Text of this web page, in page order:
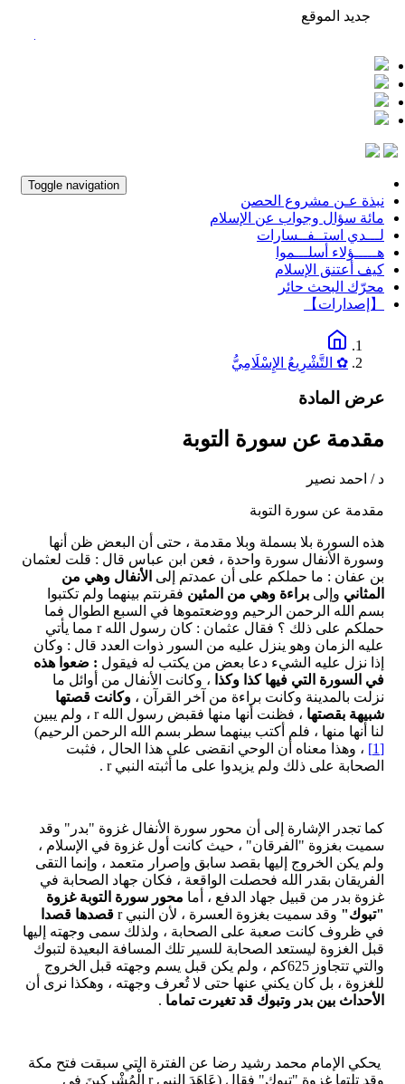
جديد الموقع
Toggle navigation
نبذة عـن مشروع الحصن
مائة سؤال وجواب عن الإسلام
لـــدي استــفــسارات
هـــــؤلاء أسلـــموا
كيف أعتنق الإسلام
محرّك البحث حائر
【إصدارات】
✿ التَّشْرِيعُ الإِسْلَامِيُّ
عرض المادة
مقدمة عن سورة التوبة
د / احمد نصير
مقدمة عن سورة التوبة
هذه السورة بلا بسملة وبلا مقدمة ، حتى أن البعض ظن أنها
وسورة الأنفال سورة واحدة ، فعن ابن عباس قال : قلت لعثمان
بن عفان : ما حملكم على أن عمدتم إلى الأنفال وهي من
المثاني وإلى براءة وهي من المئين فقرنتم بينهما ولم تكتبوا
بسم الله الرحمن الرحيم ووضعتموها في السبع الطوال فما
حملكم على ذلك ؟ فقال عثمان : كان رسول الله r مما يأتي
عليه الزمان وهو ينزل عليه من السور ذوات العدد قال : وكان
إذا نزل عليه الشيء دعا بعض من يكتب له فيقول : ضعوا هذه
في السورة التي فيها كذا وكذا ، وكانت الأنفال من أوائل ما
نزلت بالمدينة وكانت براءة من آخر القرآن ، وكانت قصتها
شبيهة بقصتها
، فظنت أنها منها فقبض رسول الله r ، ولم يبين
لنا أنها منها ، فلم أكتب بينهما سطر بسم الله الرحمن الرحيم)
[1]
، وهذا معناه أن الوحي انقضى على هذا الحال ، فثبت
الصحابة على ذلك ولم يزيدوا على ما أثبته النبي r .
كما تجدر الإشارة إلى أن محور سورة الأنفال غزوة "بدر" وقد
سميت بغزوة "الفرقان" ، حيث كانت أول غزوة في الإسلام ،
ولم يكن الخروج إليها بقصد سابق وإصرار متعمد ، وإنما التقى
الفريقان بقدر الله فحصلت الواقعة ، فكان جهاد الصحابة في
غزوة بدر من قبيل جهاد الدفع ، أما محور سورة التوبة غزوة
"تبوك" وقد سميت بغزوة العسرة ، لأن النبي r قصدها قصدا
في ظروف كانت صعبة على الصحابة ، ولذلك سمى وجهته إليها
قبل الغزوة ليستعد الصحابة للسير تلك المسافة البعيدة لتبوك
والتي تتجاوز 625كم ، ولم يكن قبل يسم وجهته قبل الخروج
للغزوة ، بل كان يكني عنها حتى لا تُعرف وجهته ، وهكذا نرى أن
الأحداث بين بدر وتبوك قد تغيرت تماما .
يحكي الإمام محمد رشيد رضا عن الفترة التي سبقت فتح مكة
وقد تلتها غزوة "تبوك" فقال (عَاهَدَ النبي r الْمُشْرِكِينَ فِي